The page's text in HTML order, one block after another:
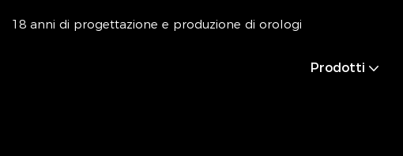
18 anni di progettazione e produzione di orologi
Prodotti